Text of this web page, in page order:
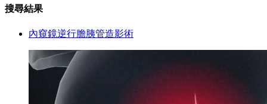
搜尋結果
內窺鏡逆行膽胰管造影術